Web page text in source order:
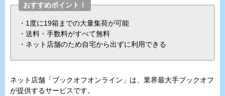
おすすめポイント！
・1度に19箱までの大量集荷が可能
・送料・手数料がすべて無料
・ネット店舗のため自宅から出ずに利用できる
ネット店舗「ブックオフオンライン」は、業界最大手ブックオフ
が提供するサービスです。